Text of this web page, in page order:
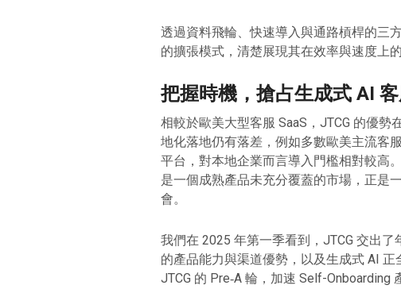
透過資料飛輪、快速導入與通路槓桿的三
的擴張模式，清楚展現其在效率與速度上
把握時機，搶占生成式 AI
相較於歐美大型客服 SaaS，JTCG 的優
地化落地仍有落差，例如多數歐美主流客
平台，對本地企業而言導入門檻相對較高
是一個成熟產品未充分覆蓋的市場，正是
會。
我們在 2025 年第一季看到，JTCG 交出
的產品能力與渠道優勢，以及生成式 AI
JTCG 的 Pre‑A 輪，加速 Self-